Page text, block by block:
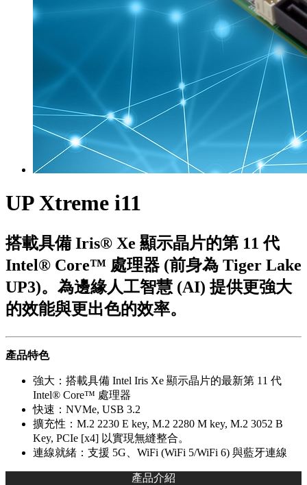
UP Xtreme i11
搭載具備 Iris® Xe 顯示晶片的第 11 代
Intel® Core™ 處理器 (前身為 Tiger Lake
UP3)。為邊緣人工智慧 (AI) 提供更強大
的效能與更出色的效率。
產品特色
強大：搭載具備 Intel Iris Xe 顯示晶片的最新第 11 代
Intel® Core™ 處理器
快速：NVMe, USB 3.2
擴充性：M.2 2230 E key, M.2 2280 M key, M.2 3052 B
Key, PCIe [x4] 以實現無縫整合。
連線就緒：支援 5G、WiFi (WiFi 5/WiFi 6) 與藍牙連線
產品介紹